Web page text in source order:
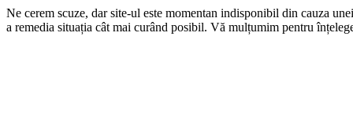
Ne cerem scuze, dar site-ul este momentan indisponibil din cauza
a remedia situația cât mai curând posibil. Vă mulțumim pentru